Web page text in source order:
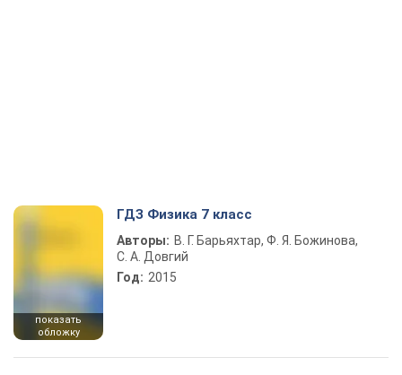
показать
обложку
ГДЗ Физика 7 класс
Авторы: В. Г. Барьяхтар, Ф. Я. Божинова,
С. А. Довгий
Год: 2015